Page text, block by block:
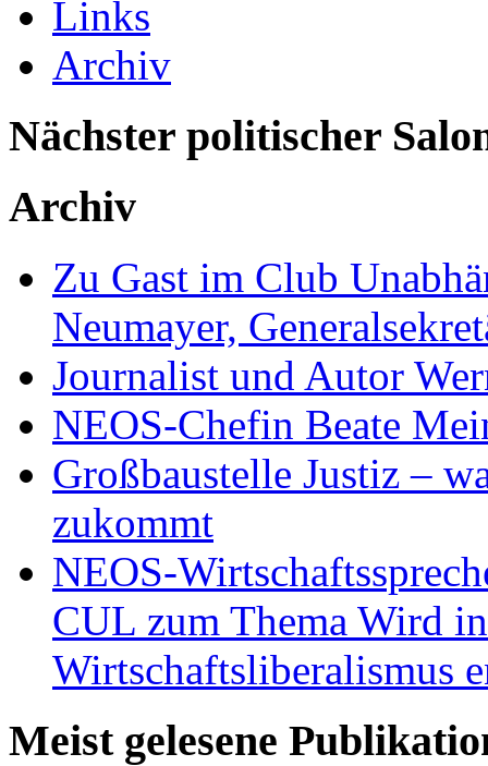
Links
Archiv
Nächster politischer
Archiv
Zu Gast im Club
Neumayer,
Journalist und Autor
NEOS-Chefin Beate
Großbaustelle Justiz –
zukommt
NEOS-
CUL zum Thema Wird
Wirtschaftsliberalismus
Meist gelesene